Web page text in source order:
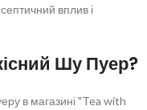
вплив і
Шу Пуер?
в магазині "Tea with